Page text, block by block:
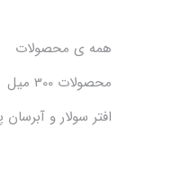
همه ی محصولات
محصولات 300 میل
افتر سولار و